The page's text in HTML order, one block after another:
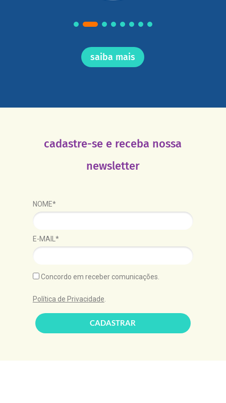
saiba mais
cadastre-se e receba nossa
newsletter
NOME*
E-MAIL*
Concordo em receber comunicações.
Política de Privacidade
CADASTRAR